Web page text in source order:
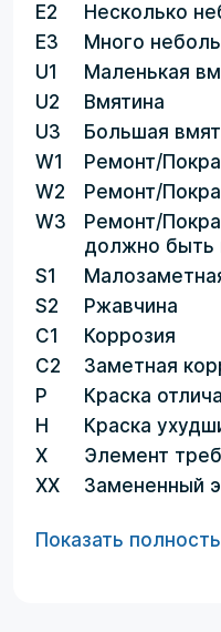
E2
Несколько
E3
Много
U1
Маленькая
U2
Вмятина
U3
Большая
W1
Ремонт/
W2
Ремонт/
W3
Ремонт/
должно быть
S1
S2
Ржавчина
C1
Коррозия
C2
Заметная
P
Краска
H
Краска
X
Элемент
XX
Замененный
Показать